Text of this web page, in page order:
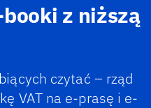
z niższą
czytać – rząd
VAT na e-prasę i e-